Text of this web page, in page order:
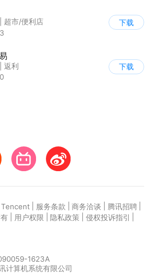
超市/便利店
/买菜
下载
返利
下载
服务条款 商务洽谈 腾讯招聘
用户权限 隐私政策 侵权投诉指引
1623A
计算机系统有限公司